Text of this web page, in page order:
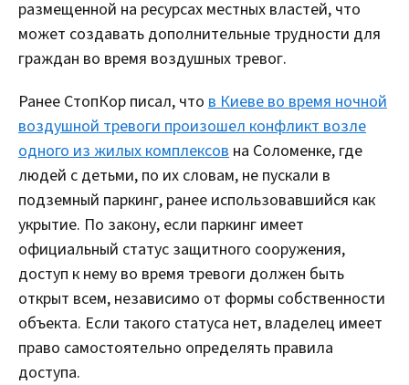
размещенной на ресурсах местных властей, что
может создавать дополнительные трудности для
граждан во время воздушных тревог.
Ранее СтопКор писал, что в Киеве во время ночной
воздушной тревоги произошел конфликт возле
одного из жилых комплексов на Соломенке, где
людей с детьми, по их словам, не пускали в
подземный паркинг, ранее использовавшийся как
укрытие. По закону, если паркинг имеет
официальный статус защитного сооружения,
доступ к нему во время тревоги должен быть
открыт всем, независимо от формы собственности
объекта. Если такого статуса нет, владелец имеет
право самостоятельно определять правила
доступа.